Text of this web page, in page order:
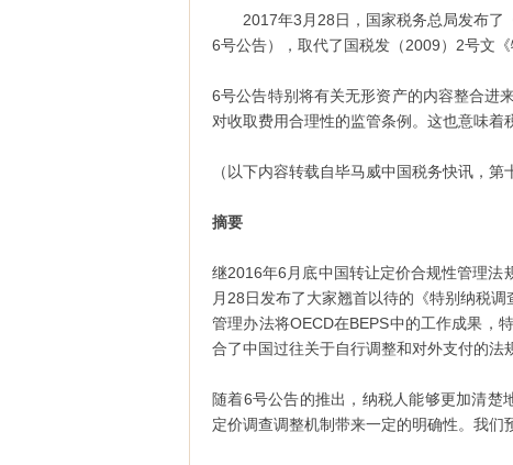
2017年3月28日，国家税务总局发布了
6号公告），取代了国税发（2009）2号文
6号公告特别将有关无形资产的内容整合进
对收取费用合理性的监管条例。这也意味着
（以下内容转载自毕马威中国税务快讯，第
摘要
继2016年6月底中国转让定价合规性管理法
月28日发布了大家翘首以待的《特别纳税
管理办法将OECD在BEPS中的工作成果，
合了中国过往关于自行调整和对外支付的法
随着6号公告的推出，纳税人能够更加清楚
定价调查调整机制带来一定的明确性。我们